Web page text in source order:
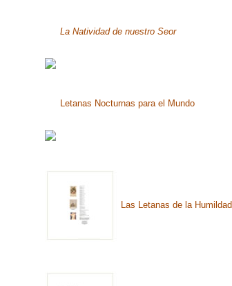
La Natividad de nuestro Seor
Letanas Nocturnas para el Mundo
Las Letanas de la Humildad